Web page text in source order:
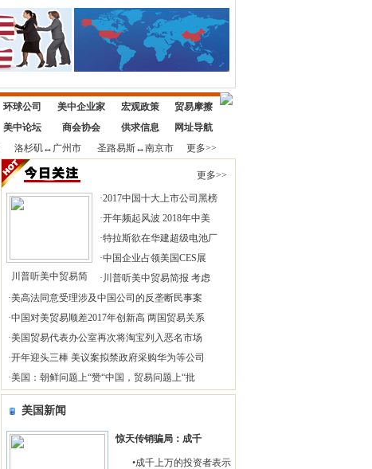
环球公司 美中企业家 宏观政策
贸易摩擦
美中论坛 商会协会 供求信息
网址导航
洛杉矶↔ 广州市 圣路易斯↔南京市 更多>>
更多>>
川普听美中贸易简
·2017中国十大上市公司黑榜
·开年频起风波 2018年中美
·特拉斯欲在华建超级电池厂
·中国企业占领美国CES展
· 川普听美中贸易简报 考虑
·美高法同意受理涉及中国公司的反垄断民事案
·中国对美贸易顺差2017年创新高 两国贸易关系
·美国贸易代表办公室再次将淘宝列入恶名市场
·开年迎头三棒 美议案拟禁政府采购华为等公司
·美国：朝鲜问题上“赞“中国，贸易问题上“批
美国新闻
惊天传销骗局：成千
•成千上万的投资者表示